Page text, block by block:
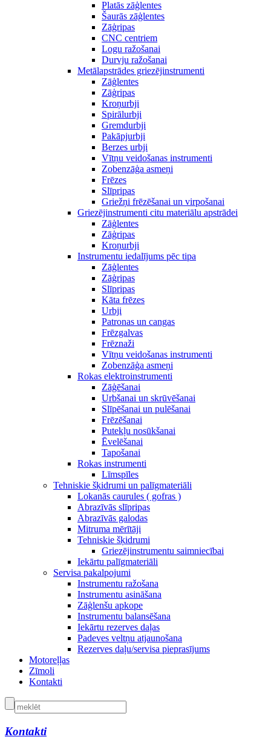
Platās zāģlentes
Šaurās zāģlentes
Zāģripas
CNC centriem
Logu ražošanai
Durvju ražošanai
Metālapstrādes griezējinstrumenti
Zāģlentes
Zāģripas
Kroņurbji
Spirālurbji
Gremdurbji
Pakāpjurbji
Berzes urbji
Vītņu veidošanas instrumenti
Zobenzāģa asmeņi
Frēzes
Slīpripas
Griežņi frēzēšanai un virpošanai
Griezējinstrumenti citu materiālu apstrādei
Zāģlentes
Zāģripas
Kroņurbji
Instrumentu iedalījums pēc tipa
Zāģlentes
Zāģripas
Slīpripas
Kāta frēzes
Urbji
Patronas un cangas
Frēzgalvas
Frēznaži
Vītņu veidošanas instrumenti
Zobenzāģa asmeņi
Rokas elektroinstrumenti
Zāģēšanai
Urbšanai un skrūvēšanai
Slīpēšanai un pulēšanai
Frēzēšanai
Putekļu nosūkšanai
Ēvelēšanai
Tapošanai
Rokas instrumenti
Līmspīles
Tehniskie šķidrumi un palīgmateriāli
Lokanās caurules ( gofras )
Abrazīvās slīpripas
Abrazīvās galodas
Mitruma mērītāji
Tehniskie šķidrumi
Griezējinstrumentu saimniecībai
Iekārtu palīgmateriāli
Servisa pakalpojumi
Instrumentu ražošana
Instrumentu asināšana
Zāģlenšu apkope
Instrumentu balansēšana
Iekārtu rezerves daļas
Padeves veltņu atjaunošana
Rezerves daļu/servisa pieprasījums
Motoreļļas
Zīmoli
Kontakti
Kontakti